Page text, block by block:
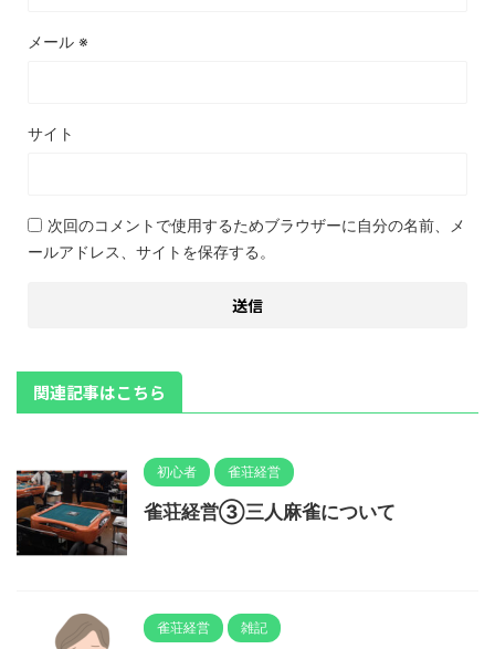
メール ※
サイト
次回のコメントで使用するためブラウザーに自分の名前、メ
ールアドレス、サイトを保存する。
関連記事はこちら
初心者 雀荘経営
雀荘経営③三人麻雀について
雀荘経営 雑記